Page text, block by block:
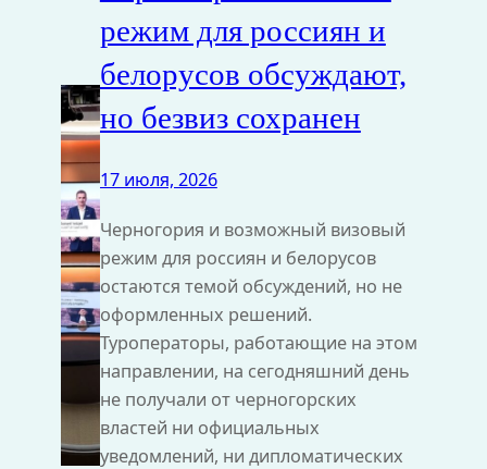
режим для россиян и
белорусов обсуждают,
но безвиз сохранен
17 июля, 2026
Черногория и возможный визовый
режим для россиян и белорусов
остаются темой обсуждений, но не
оформленных решений.
Туроператоры, работающие на этом
направлении, на сегодняшний день
не получали от черногорских
властей ни официальных
уведомлений, ни дипломатических